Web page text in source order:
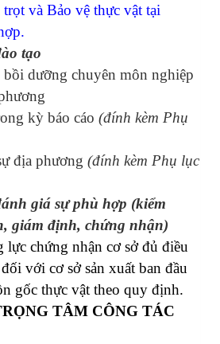
và Bảo vệ thực vật tại
tạo
bồi dưỡng chuyên môn nghiệp
kỳ báo cáo (đính kèm Phụ
địa phương (đính kèm Phụ lục
giá sự phù hợp (kiểm
giám định, chứng nhận)
lực chứng nhận cơ sở đủ điều
với cơ sở sản xuất ban đầu
gốc thực vật theo quy định.
TÂM CÔNG TÁC